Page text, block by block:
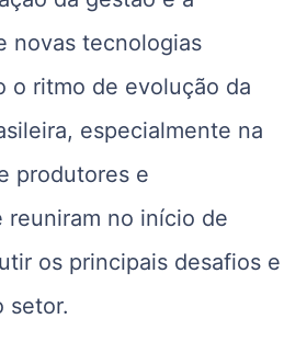
novas tecnologias
o ritmo de evolução da
especialmente na
produtores e
reuniram no início de
os principais desafios e
setor.